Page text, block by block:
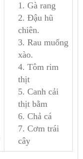
1. Gà rang
2. Đậu hũ
chiên.
3. Rau muống
xào.
4. Tôm rim
thịt
5. Canh cải
thịt bằm
6. Chả cá
7. Cơm trái
cây